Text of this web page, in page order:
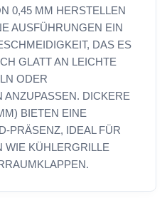
0,45 MM HERSTELLEN
AUSFÜHRUNGEN EIN
DAS ES I
GLATT AN LEICHTE K
ODER A
DICKERE V
BIETEN EINE S
IDEAL FÜR F
KÜHLERGRILLE O